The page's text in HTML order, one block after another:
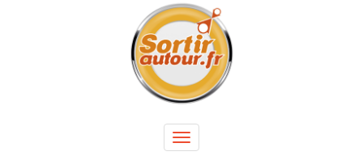
Toggle
navigation
Panneau de gestion des cookies